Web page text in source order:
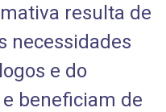
resulta de
necessidades
e do
beneficiam de